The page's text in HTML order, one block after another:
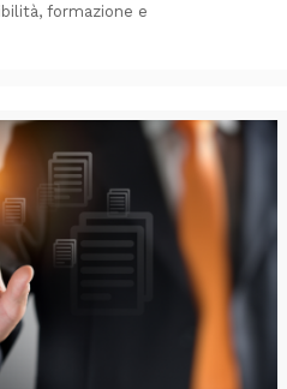
formazione e